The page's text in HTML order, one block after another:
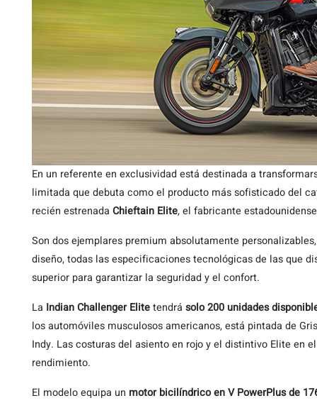
En un referente en exclusividad está destinada a
limitada que debuta como el producto más sofisticado del
recién estrenada Chieftain Elite, el fabricante
Son dos ejemplares premium absolutamente
diseño, todas las especificaciones tecnológicas de las que
superior para garantizar la seguridad y el confort.
La Indian Challenger Elitetendrá solo 200 unidades
los automóviles musculosos americanos, está pintada de
Indy. Las costuras del asiento en rojo y el distintivo Elite en
rendimiento.
El modelo equipa un motor bicilíndrico en V PowerPlus de